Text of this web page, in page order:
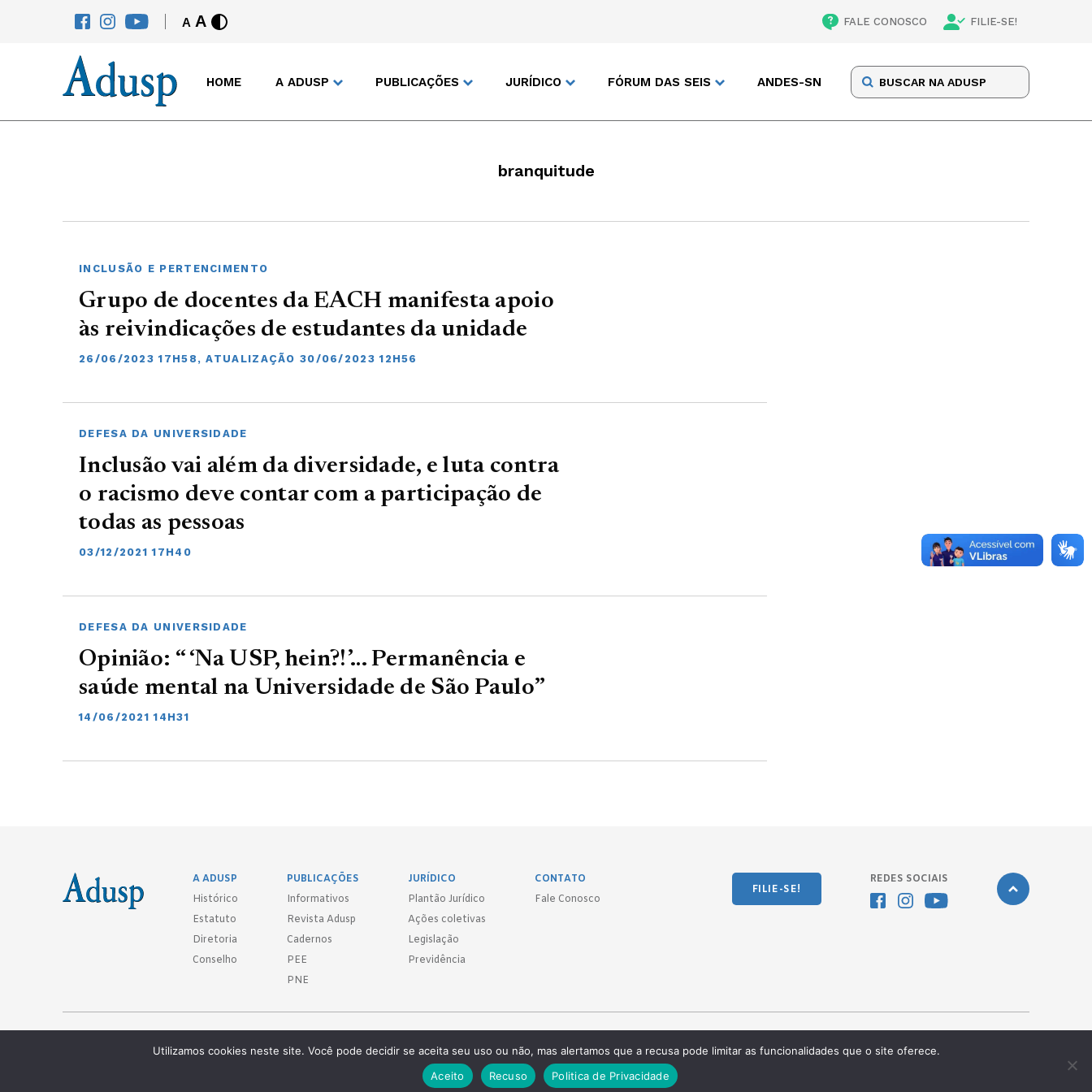
A A FALE CONOSCO FILIE-SE!
HOME A ADUSP PUBLICAÇÕES JURÍDICO FÓRUM DAS SEIS ANDES-SN
branquitude
INCLUSÃO E PERTENCIMENTO
Grupo de docentes da EACH manifesta apoio
às reivindicações de estudantes da unidade
26/06/2023 17H58, ATUALIZAÇÃO 30/06/2023 12H56
DEFESA DA UNIVERSIDADE
Inclusão vai além da diversidade, e luta contra
o racismo deve contar com a participação de
todas as pessoas
03/12/2021 17H40
DEFESA DA UNIVERSIDADE
Opinião: “ ‘Na USP, hein?!’… Permanência e
saúde mental na Universidade de São Paulo”
14/06/2021 14H31
A ADUSP
Histórico
Estatuto
Diretoria
Conselho
PUBLICAÇÕES
Informativos
Revista Adusp
Cadernos
PEE
PNE
JURÍDICO
Plantão Jurídico
Ações coletivas
Legislação
Previdência
CONTATO
Fale Conosco
FILIE-SE!
REDES SOCIAIS
Av. Prof. Almeida Prado, 1366 - São Paulo, SP - CEP 05508-070
Telefones: (11) 3091-4465 / 66 ● (11) 3813-5573 ● (11) 3815-9245 ● (11) 3814-1715 ● (11) 3032-5950
Desenvolvido pela
Utilizamos cookies neste site. Você pode decidir se aceita seu uso ou não, mas alertamos que a recusa pode limitar as funcionalidades que o site oferece.
Aceito
Recuso Politica de Privacidade